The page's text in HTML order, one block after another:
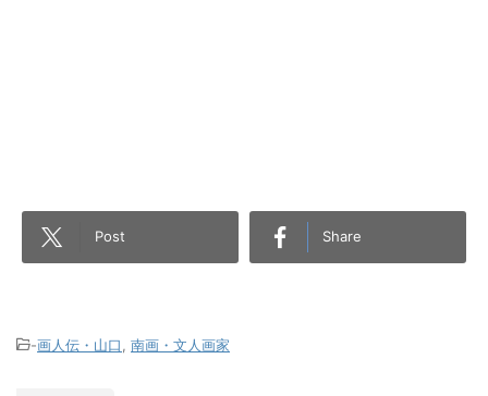
Post Share
-画人伝・山口 南画・文人画家